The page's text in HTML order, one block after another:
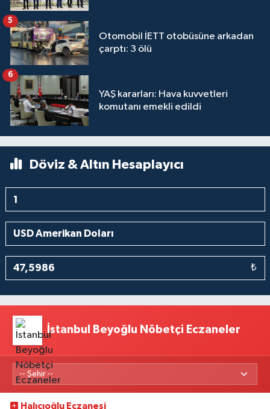
Otomobil İETT otobüsüne arkadan
çarptı: 3 ölü
5
YAŞ kararları: Hava kuvvetleri
komutanı emekli edildi
6
Döviz & Altın Hesaplayıcı
₺
İstanbul Beyoğlu Nöbetçi Eczaneler
Halıcıoğlu Eczanesi